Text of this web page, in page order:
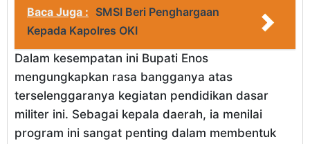
Baca Juga : SMSI Beri Penghargaan
Kepada Kapolres OKI
Dalam kesempatan ini Bupati Enos
mengungkapkan rasa bangganya atas
terselenggaranya kegiatan pendidikan dasar
militer ini. Sebagai kepala daerah, ia menilai
program ini sangat penting dalam membentuk